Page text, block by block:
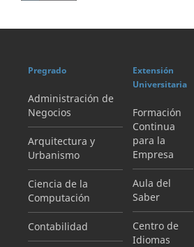
Pregrado
Administración de
Negocios
Arquitectura y
Urbanismo
Ciencia de la
Computación
Contabilidad
Extensión
Universitaria
Formación
Continua
para la
Empresa
Aula del
Saber
Centro de
Idiomas